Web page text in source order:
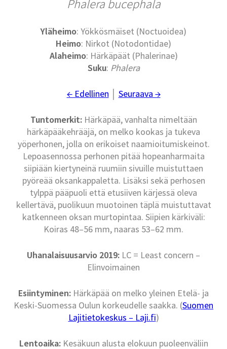
Phalera bucephala
Yläheimo: Yökkösmäiset (Noctuoidea)
Heimo: Nirkot (Notodontidae)
Alaheimo: Härkäpäät (Phalerinae)
Suku: Phalera
← Edellinen Seuraava →
Tuntomerkit:Härkäpää, vanhalta nimeltään
härkäpääkehrääjä, on melko kookas ja tukeva
yöperhonen, jolla on erikoiset naamioitumiskeinot.
Lepoasennossa perhonen pitää hopeanharmaita
siipiään kiertyneinä ruumiin sivuille muistuttaen
pyöreää oksankappaletta. Lisäksi sekä perhosen
tylppä pääpuoli että etusiiven kärjessä oleva
kellertävä, puolikuun muotoinen täplä muistuttavat
katkenneen oksan murtopintaa. Siipien kärkiväli:
Koiras 48–56 mm, naaras 53–62 mm.
Uhanalaisuusarvio 2019: LC = Least concern –
Elinvoimainen
Esiintyminen: Härkäpää on melko yleinen Etelä- ja
Keski-Suomessa Oulun korkeudelle saakka. (Suomen
Lajitietokeskus – Laji.fi)
Lentoaika:Kesäkuun alusta elokuun puoleenväliin